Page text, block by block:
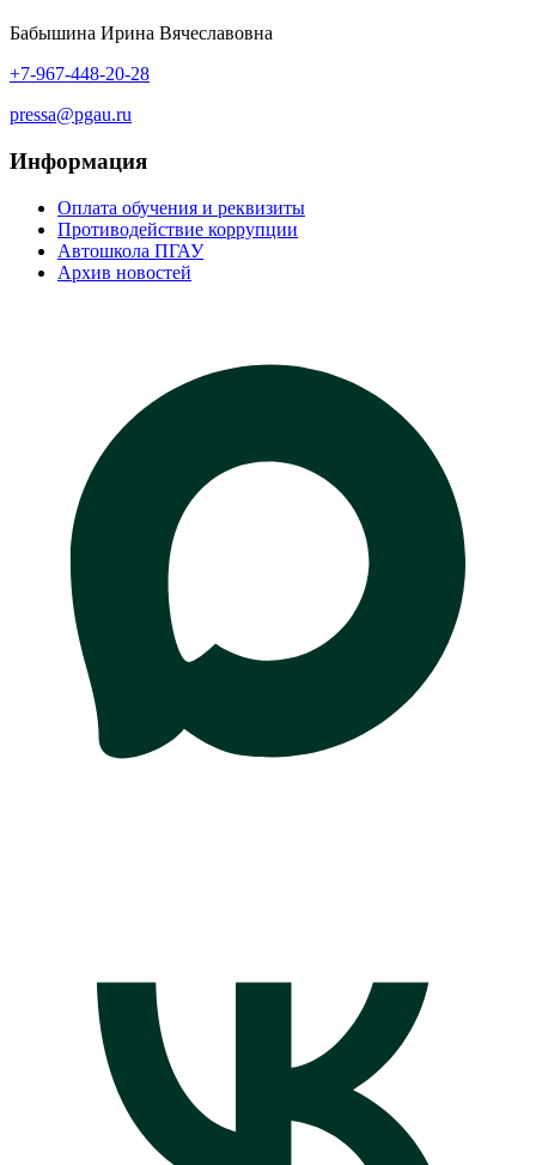
Бабышина Ирина Вячеславовна
+7-967-448-20-28
pressa@pgau.ru
Информация
Оплата обучения и реквизиты
Противодействие коррупции
Автошкола ПГАУ
Архив новостей